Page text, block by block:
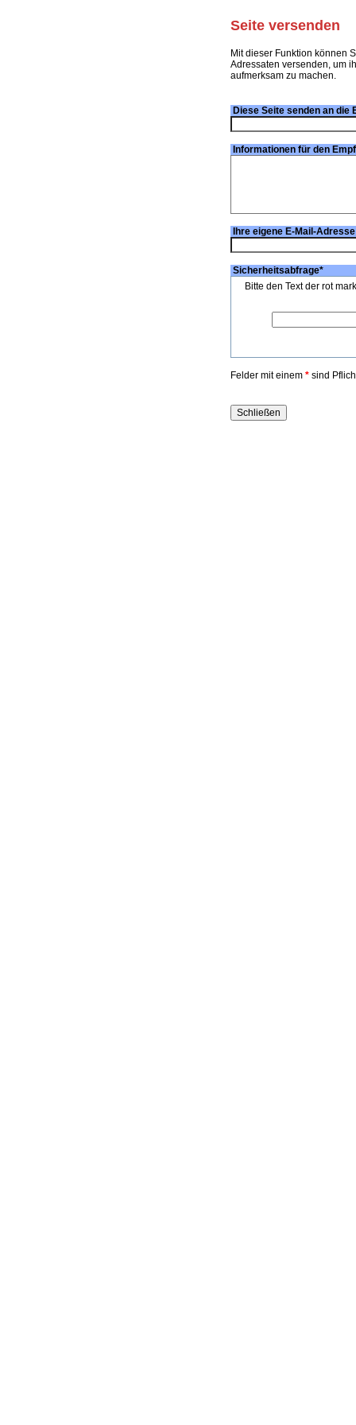
Seite versenden
Mit dieser Funktion können
Adressaten versenden, um
aufmerksam zu machen.
Diese Seite senden an die
Informationen für den
Ihre eigene E-Mail-
Sicherheitsabfrage*
Bitte den Text der rot
Felder mit einem * sind